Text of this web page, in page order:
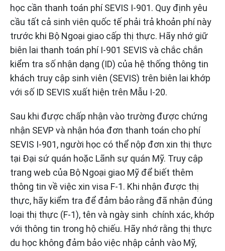
học cần thanh toán phí SEVIS I-901. Quy định yêu
cầu tất cả sinh viên quốc tế phải trả khoản phí này
trước khi Bộ Ngoại giao cấp thị thực. Hãy nhớ giữ
biên lai thanh toán phí I-901 SEVIS và chắc chắn
kiểm tra số nhận dạng (ID) của hệ thống thông tin
khách truy cập sinh viên (SEVIS) trên biên lai khớp
với số ID SEVIS xuất hiện trên Mẫu I-20.
Sau khi được chấp nhận vào trường được chứng
nhận SEVP và nhận hóa đơn thanh toán cho phí
SEVIS I-901, người học có thể nộp đơn xin thị thực
tại Đại sứ quán hoặc Lãnh sự quán Mỹ. Truy cập
trang web của Bộ Ngoại giao Mỹ để biết thêm
thông tin về việc xin visa F-1. Khi nhận được thị
thực, hãy kiểm tra để đảm bảo rằng đã nhận đúng
loại thị thực (F-1), tên và ngày sinh chính xác, khớp
với thông tin trong hộ chiếu. Hãy nhớ rằng thị thực
du học không đảm bảo việc nhập cảnh vào Mỹ,